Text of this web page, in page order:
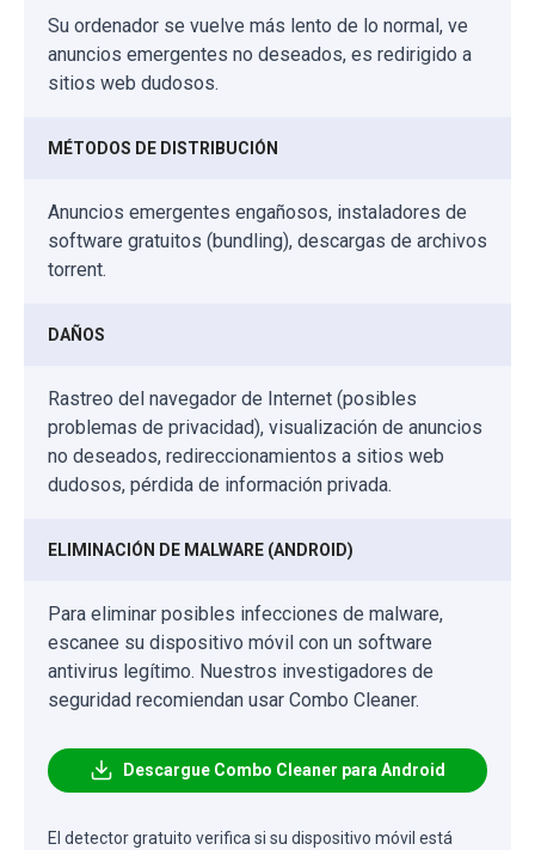
Su ordenador se vuelve más lento de lo normal, ve
anuncios emergentes no deseados, es redirigido a
sitios web dudosos.
MÉTODOS DE DISTRIBUCIÓN
Anuncios emergentes engañosos, instaladores de
software gratuitos (bundling), descargas de archivos
torrent.
DAÑOS
Rastreo del navegador de Internet (posibles
problemas de privacidad), visualización de anuncios
no deseados, redireccionamientos a sitios web
dudosos, pérdida de información privada.
ELIMINACIÓN DE MALWARE (ANDROID)
Para eliminar posibles infecciones de malware,
escanee su dispositivo móvil con un software
antivirus legítimo. Nuestros investigadores de
seguridad recomiendan usar Combo Cleaner.
Descargue Combo Cleaner para Android
El detector gratuito verifica si su dispositivo móvil está